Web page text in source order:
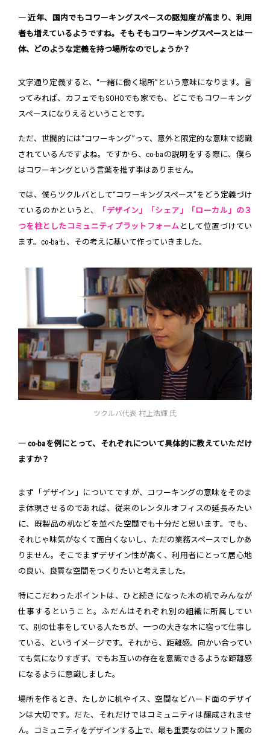
― 近年、国内でもコワーキングスペースの認知度が高まり、利用
者も増えているようですね。そもそもコワーキングスペースとは一
体、どのような定義を持つ場所なのでしょうか？
文字通り定義すると、“一緒に働く場所”という意味になります。言
ってみれば、カフェでもSOHOでも家でも、どこでもコワーキング
スペースになりえるということです。
ただ、世間的には“コワーキング”って、意外と限定的な意味で認識
されているんですよね。ですから、co-baの説明をする際に、僕ら
はコワーキングという言葉を推す事はありません。
では、僕らツクルバとして“コワーキングスペース”をどう定義づけ
ているのかというと、
「デザイン」「シェア」「ローカル」の３
つを柱としたコミュニティプラットフォーム として位置づけてい
ます。co-baも、その考えに基いて作っていきました。
ツクルバ代表 村上浩輝 氏
― co-baを例にとって、それぞれについて具体的に教えていただけ
ますか？
まず「デザイン」についてですが、コワーキングの意味をそのま
ま体現させるのであれば、従来のレンタルオフィスの延長みたい
に、既製品の机などを並べた空間でも十分だと思います。でも、
それじゃ味気がなくて面白くないし、ただの業務スペースでしかあ
りません。そこでまずデザイン性が高く、利用者にとって居心地
の良い、良質な空間をつくりたいと考えました。
特にこだわったポイントは、ひと続きになった木の机でみんなが
仕事するということ。ふだんはそれぞれ別の組織に所属してい
て、別の仕事をしている人たちが、一つの大きな木に宿って仕事し
ている、というイメージです。それから、距離感。向かい合ってい
ても気になりすぎず、でもお互いの存在を意識できるような距離感
になるように意識しました。
場所を作るとき、たしかに机やイス、空間などハード面のデザイ
ンは大切です。だた、それだけではコミュニティは醸成されませ
ん。コミュニティをデザインする上で、最も重要なのはソフト面の